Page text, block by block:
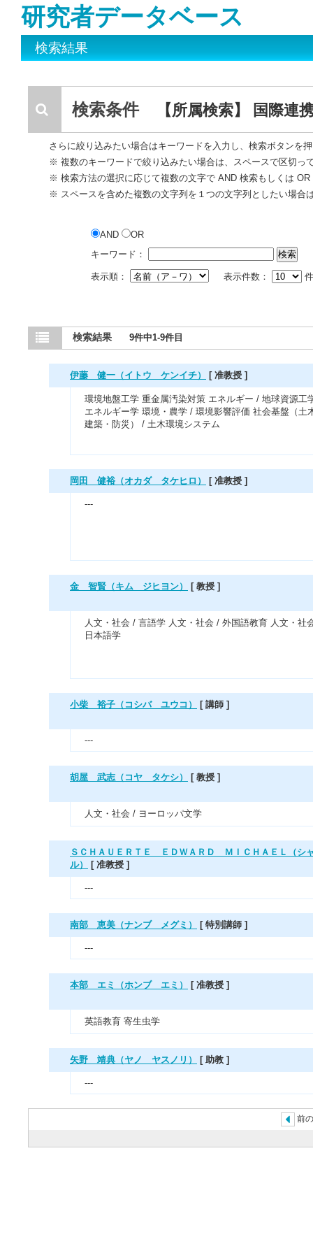
研究者データベース
検索結果
検索条件 【所属検索】 国際連
さらに絞り込みたい場合はキーワードを入力し、検索ボタンを
※ 複数のキーワードで絞り込みたい場合は、スペースで区切っ
※ 検索方法の選択に応じて複数の文字で AND 検索もしくは
※ スペースを含めた複数の文字列を１つの文字列としたい場合
AND
OR
キーワード：
表示順： 表示件数：
検索結果 9件中1-9件目
伊藤 健一（イトウ ケンイチ） [ 准教授 ]
環境地盤工学 重金属汚染対策 エネルギー / 地球資源工
エネルギー学 環境・農学 / 環境影響評価 社会基盤（土
建築・防災） / 土木環境システム
岡田 健裕（オカダ タケヒロ） [ 准教授 ]
---
金 智賢（キム ジヒヨン） [ 教授 ]
人文・社会 / 言語学 人文・社会 / 外国語教育 人文・社
日本語学
小柴 裕子（コシバ ユウコ） [ 講師 ]
---
胡屋 武志（コヤ タケシ） [ 教授 ]
人文・社会 / ヨーロッパ文学
ＳＣＨＡＵＥＲＴＥ ＥＤＷＡＲＤ ＭＩＣＨＡＥＬ（
ル）
[ 准教授 ]
---
南部 恵美（ナンブ メグミ） [ 特別講師 ]
---
本部 エミ（ホンブ エミ） [ 准教授 ]
英語教育 寄生虫学
矢野 靖典（ヤノ ヤスノリ） [ 助教 ]
---
前